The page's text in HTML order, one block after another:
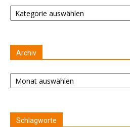
Kategorien
Archiv
Archiv
Schlagworte